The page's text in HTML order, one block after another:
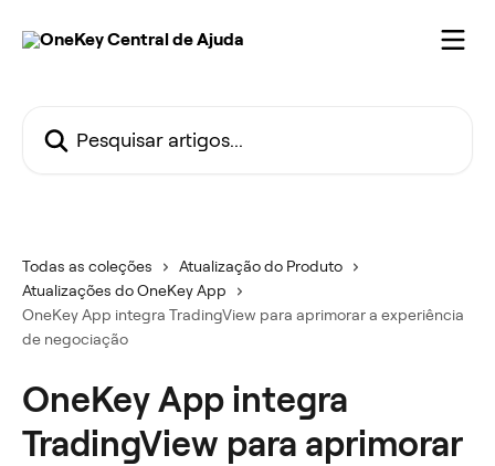
Todas as coleções
Atualização do Produto
Atualizações do OneKey App
OneKey App integra TradingView para aprimorar a experiência
de negociação
OneKey App integra
TradingView para aprimorar